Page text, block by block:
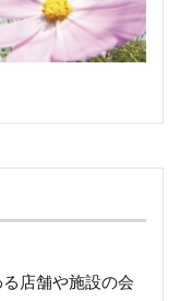
店舗や施設の会